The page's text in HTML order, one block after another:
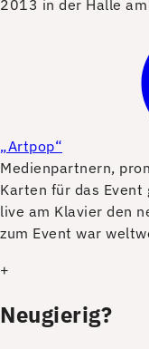
2013 in der Halle
„Artpop“
Medienpartnern,
Karten für das Event
live am Klavier den
zum Event war
+
Neugierig?